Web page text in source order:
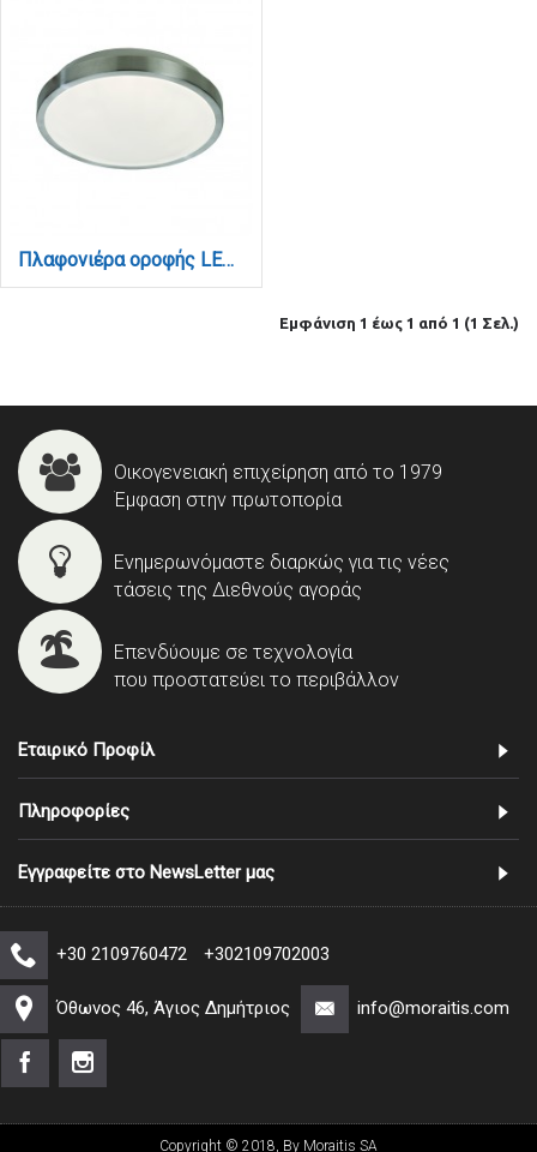
Πλαφονιέρα οροφής LED 24W 3CCT από ασημί ματ ακρυλικό D:40cm (42159-Β-Ασημί Ματ)
Εμφάνιση 1 έως 1 από 1 (1 Σελ.)
Οικογενειακή επιχείρηση από το 1979
Έμφαση στην πρωτοπορία
Ενημερωνόμαστε διαρκώς για τις νέες
τάσεις της Διεθνούς αγοράς
Επενδύουμε σε τεχνολογία
που προστατεύει το περιβάλλον
Εταιρικό Προφίλ
Πληροφορίες
Εγγραφείτε στο NewsLetter μας
+30 2109760472 +302109702003
Όθωνος 46, Άγιος Δημήτριος info@moraitis.com
Copyright © 2018, By Moraitis SA